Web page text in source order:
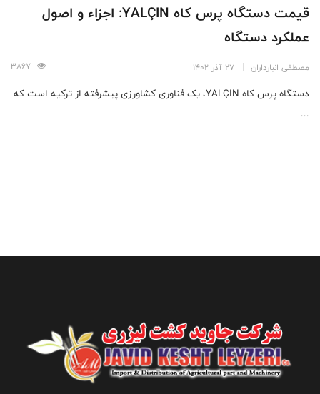
قیمت دستگاه پرس کاه YALÇIN: اجزاء و اصول
عملکرد دستگاه
مصطفی انبارداران 27 آذر 1402
دستگاه پرس کاه YALÇIN، یک فناوری کشاورزی پیشرفته از ترکیه است که
...